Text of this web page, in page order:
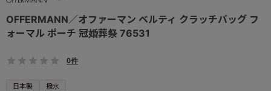
OFFERMANN／オファーマン ベルティ クラッチバッグ フ
ォーマル ポーチ 冠婚葬祭 76531
0件
日本製 撥水